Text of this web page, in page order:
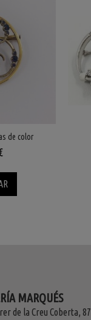
de color
MARQUÉS
de la Creu Coberta, 87